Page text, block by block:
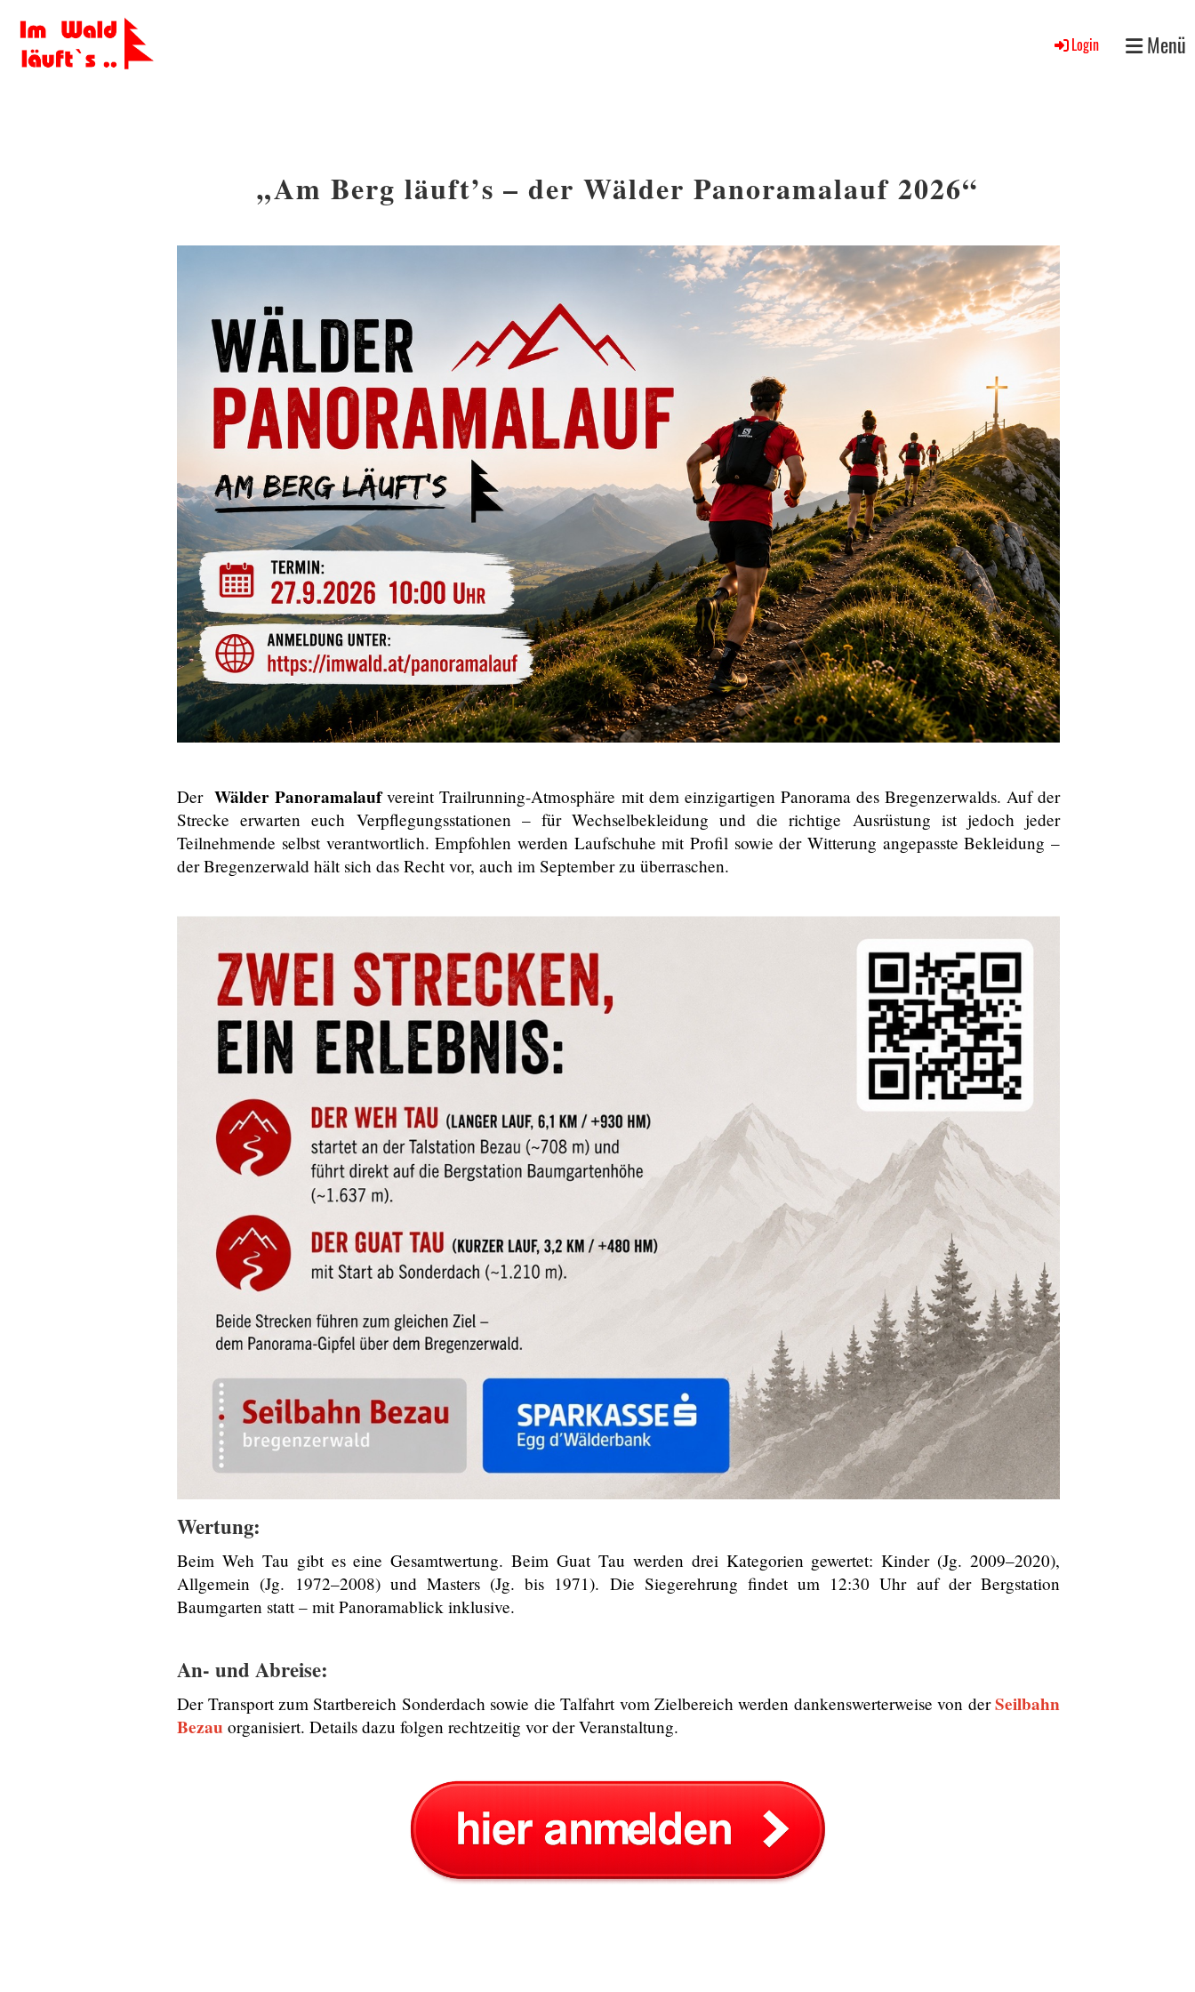
Login Menü
„Am Berg läuft’s –der Wälder Panoramalauf 2026“
Der Wälder Panoramalaufvereint Trailrunning-Atmosphäre mit dem einzigartigen Panorama des Bregenzerwalds. Auf der
Strecke erwarten euch Verpflegungsstationen – für Wechselbekleidung und die richtige Ausrüstung ist jedoch jeder
Teilnehmende selbst verantwortlich. Empfohlen werden Laufschuhe mit Profil sowie der Witterung angepasste Bekleidung –
der Bregenzerwald hält sich das Recht vor, auch im September zu überraschen.
Wertung:
Beim Weh Tau gibt es eine Gesamtwertung. Beim Guat Tau werden drei Kategorien gewertet: Kinder (Jg. 2009–2020),
Allgemein (Jg. 1972–2008) und Masters (Jg. bis 1971). Die Siegerehrung findet um 12:30 Uhr auf der Bergstation
Baumgarten statt – mit Panoramablick inklusive.
An- und Abreise:
Der Transport zum Startbereich Sonderdach sowie die Talfahrt vom Zielbereich werden dankenswerterweise von derSeilbahn
Bezau organisiert. Details dazu folgen rechtzeitig vor der Veranstaltung.